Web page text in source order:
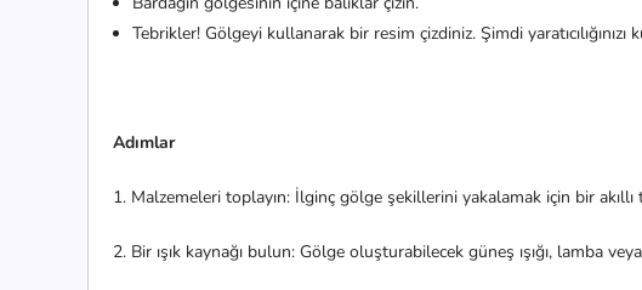
Tebrikler! Gölgeyi kullanarak bir resim çizdiniz. Şimdi
Adımlar
1. Malzemeleri toplayın: İlginç gölge şekillerini yakalamak için bir
2. Bir ışık kaynağı bulun: Gölge oluşturabilecek güneş ışığı, lamba